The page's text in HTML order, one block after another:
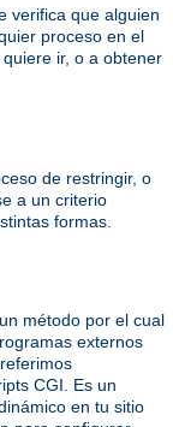
verifica que alguien
proceso en el
ir, o a obtener
de restringir, o
a un criterio
formas.
método por el cual
externos
CGI. Es un
en tu sitio